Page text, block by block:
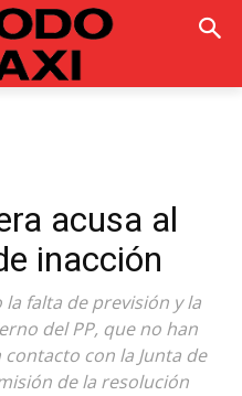
acusa al
inacción
falta de previsión y la
del PP, que no han
con la Junta de
de la resolución